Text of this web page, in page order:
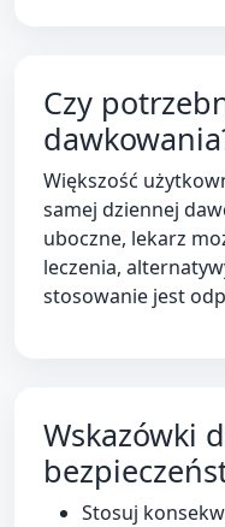
Czy
Większość
samej dziennej
uboczne, lekarz
leczenia,
stosowanie jest
Wskazówki
Stosuj